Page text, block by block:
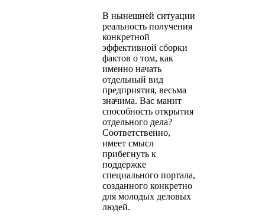
В нынешней ситуации
реальность получения
конкретной
эффективной сборки
фактов о том, как
именно начать
отдельный вид
предприятия, весьма
значима. Вас манит
способность открытия
отдельного дела?
Соответственно,
имеет смысл
прибегнуть к
поддержке
специального портала,
созданного конкретно
для молодых деловых
людей.